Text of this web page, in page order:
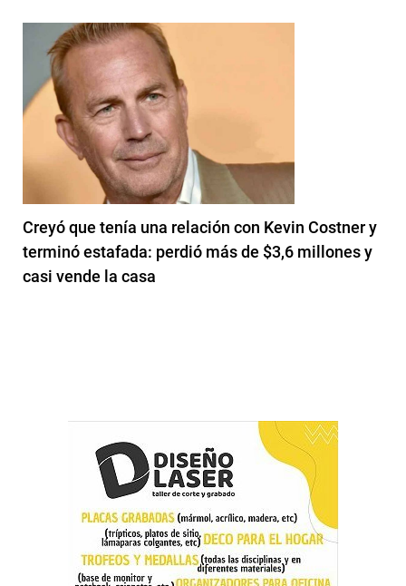
Creyó que tenía una relación con Kevin Costner y
terminó estafada: perdió más de $3,6 millones y
casi vende la casa